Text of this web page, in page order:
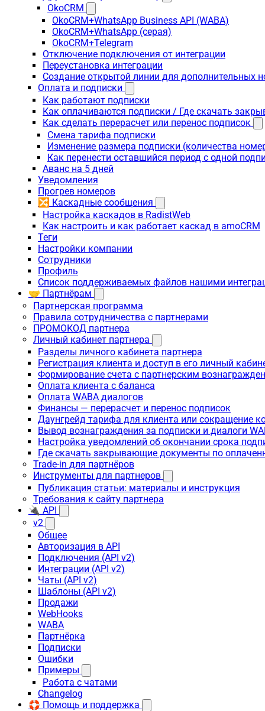
OkoCRM
OkoCRM+WhatsApp Business API (WABA)
OkoCRM+WhatsApp (серая)
OkoCRM+Telegram
Отключение подключения от интеграции
Переустановка интеграции
Создание открытой линии для дополнительных
Оплата и подписки
Как работают подписки
Как оплачиваются подписки / Где скачать
Как сделать перерасчет или перенос подписок
Смена тарифа подписки
Изменение размера подписки (количества
Как перенести оставшийся период с одной
Аванс на 5 дней
Уведомления
Прогрев номеров
🔀 Каскадные сообщения
Настройка каскадов в RadistWeb
Как настроить и как работает каскад в amoCRM
Теги
Настройки компании
Сотрудники
Профиль
Список поддерживаемых файлов нашими
🤝 Партнёрам
Партнерская программа
Правила сотрудничества с партнерами
ПРОМОКОД партнера
Личный кабинет партнера
Разделы личного кабинета партнера
Регистрация клиента и доступ в его личный
Формирование счета с партнерским
Оплата клиента с баланса
Оплата WABA диалогов
Финансы — перерасчет и перенос подписок
Даунгрейд тарифа для клиента или сокращение
Вывод вознаграждения за подписки и диалоги
Настройка уведомлений об окончании срока
Где скачать закрывающие документы по
Trade-in для партнёров
Инструменты для партнеров
Публикация статьи: материалы и инструкция
Требования к сайту партнера
🔌 API
v2
Общее
Авторизация в API
Подключения (API v2)
Интеграции (API v2)
Чаты (API v2)
Шаблоны (API v2)
Продажи
WebHooks
WABA
Партнёрка
Подписки
Ошибки
Примеры
Работа с чатами
Changelog
🛟 Помощь и поддержка